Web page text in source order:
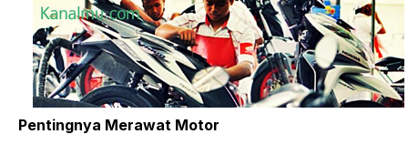
Pentingnya Merawat Motor